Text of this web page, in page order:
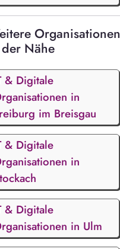
Organisationen
Nähe
& Digitale
in
im Breisgau
& Digitale
in
& Digitale
in Ulm